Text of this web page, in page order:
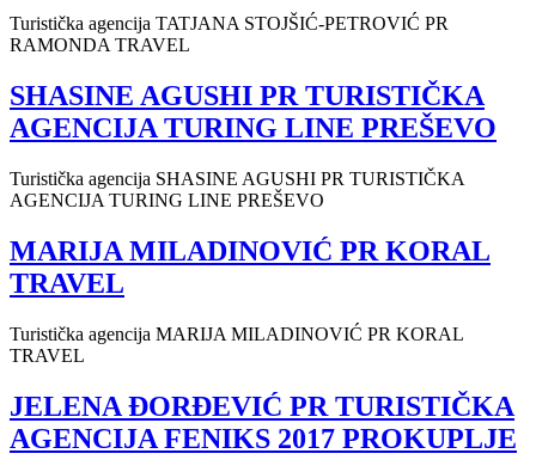
Turistička agencija TATJANA STOJŠIĆ-PETROVIĆ PR
RAMONDA TRAVEL
SHASINE AGUSHI PR TURISTIČKA
AGENCIJA TURING LINE PREŠEVO
Turistička agencija SHASINE AGUSHI PR TURISTIČKA
AGENCIJA TURING LINE PREŠEVO
MARIJA MILADINOVIĆ PR KORAL
TRAVEL
Turistička agencija MARIJA MILADINOVIĆ PR KORAL
TRAVEL
JELENA ĐORĐEVIĆ PR TURISTIČKA
AGENCIJA FENIKS 2017 PROKUPLJE